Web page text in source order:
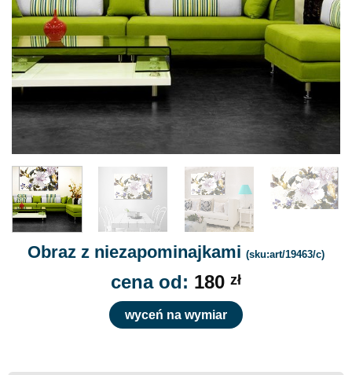
Obraz z niezapominajkami (sku:art/19463/c)
cena od: 180 zł
wyceń na wymiar